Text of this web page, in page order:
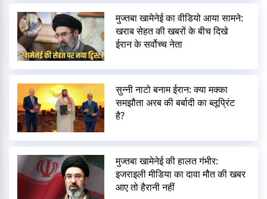
मुज्तबा खामेनेई का वीडियो आया सामने:
खराब सेहत की खबरों के बीच दिखे
ईरान के सर्वोच्च नेता
सुन्नी नाटो बनाम ईरान: क्या मक्का
समझौता अरब की बर्बादी का ब्लूप्रिंट
है?
मुज्तबा खामेनेई की हालत गंभीर:
इजराइली मीडिया का दावा मौत की खबर
आए तो हैरानी नहीं